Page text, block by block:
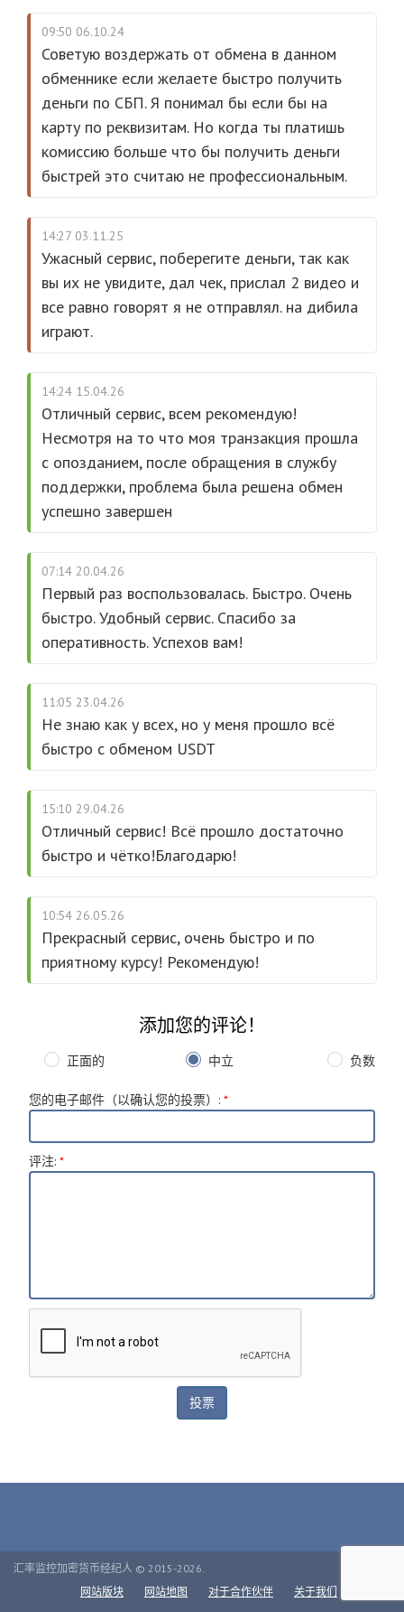
09:50 06.10.24
Советую воздержать от обмена в данном
обменнике если желаете быстро получить
деньги по СБП. Я понимал бы если бы на
карту по реквизитам. Но когда ты платишь
комиссию больше что бы получить деньги
быстрей это считаю не профессиональным.
14:27 03.11.25
Ужасный сервис, поберегите деньги, так как
вы их не увидите, дал чек, прислал 2 видео и
все равно говорят я не отправлял. на дибила
играют.
14:24 15.04.26
Отличный сервис, всем рекомендую!
Несмотря на то что моя транзакция прошла
с опозданием, после обращения в службу
поддержки, проблема была решена обмен
успешно завершен
07:14 20.04.26
Первый раз воспользовалась. Быстро. Очень
быстро. Удобный сервис. Спасибо за
оперативность. Успехов вам!
11:05 23.04.26
Не знаю как у всех, но у меня прошло всё
быстро с обменом USDT
15:10 29.04.26
Отличный сервис! Всё прошло достаточно
быстро и чётко!Благодарю!
10:54 26.05.26
Прекрасный сервис, очень быстро и по
приятному курсу! Рекомендую!
添加您的评论！
正面的 中立 负数
您的电子邮件（以确认您的投票） : *
评注: *
汇率监控加密货币经纪人 © 2015-2026.
网站版块
网站地图 对于合作伙伴 关于我们